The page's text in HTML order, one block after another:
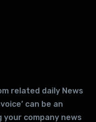
related daily News
can be an
company news